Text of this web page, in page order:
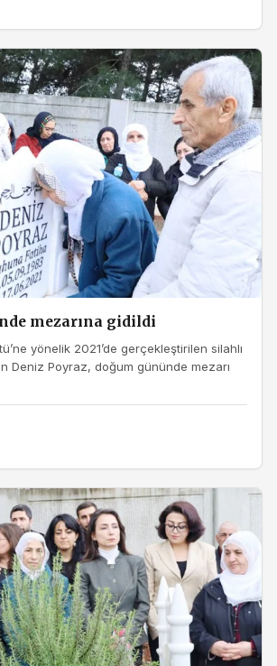
mezarına gidildi
yönelik 2021’de gerçekleştirilen silahlı
Deniz Poyraz, doğum gününde mezarı